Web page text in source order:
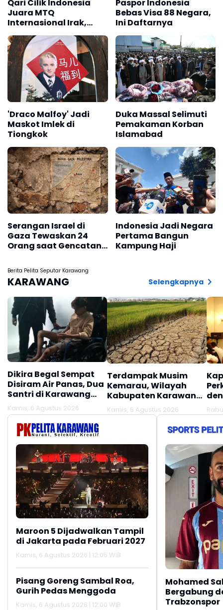
Qari Cilik Indonesia
Juara MTQ
Internasional Irak,
Bangsa
Paspor Indonesia
Bebas Visa 88 Negara,
Ini Daftarnya
'Draco Malfoy' Jadi
Maskot Imlek di
Tiongkok
Duka Massal Selimuti
Pemakaman Korban
Islamabad
Serangan Israel di
Gaza Tewaskan 24
Orang saat Gencatan
Indonesia Jadi Negara
Pertama Bangun
Kampung Haji
Berita Pelita Seputar Karawang
KARAWANG Selengkapnya
Dikira Begal Sempat
Disiram Air Panas, Dua
Santri di Karawang
Terluka Akibat Aksi
Oknum Linmas
Kamis, 6 Agustus 2026
Terdampak Musim
Kemarau, Wilayah
Kabupaten Karawang
Kekeringan Makin
Meluas
Kamis, 6 Agustus 2026
Maroon 5 Dijadwalkan Tampil
di Jakarta pada Februari 2027
Kamis, 6 Agustus 2026 | 12:05 WIB
Pisang Goreng Sambal Roa,
Gurih Pedas Menggoda
Kamis, 6 Agustus 2026 | 12:00 WIB
Mohamed
Bergabung
Trabzonspor